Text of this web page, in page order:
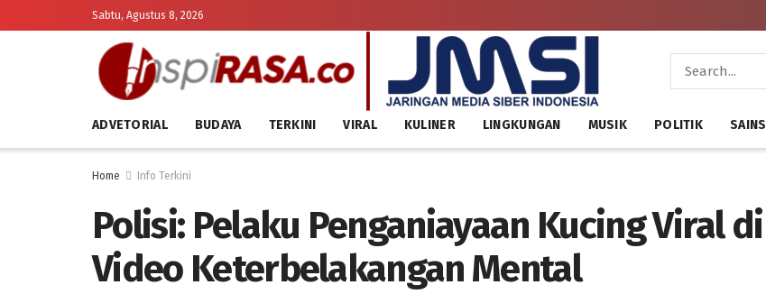
Sabtu, Agustus 8, 2026
ADVETORIAL BUDAYA TERKINI VIRAL KULINER LINGKUNGAN MUSIK POLITIK SAINS
Home Info Terkini
Polisi: Pelaku Penganiayaan Kucing Viral di
Video Keterbelakangan Mental